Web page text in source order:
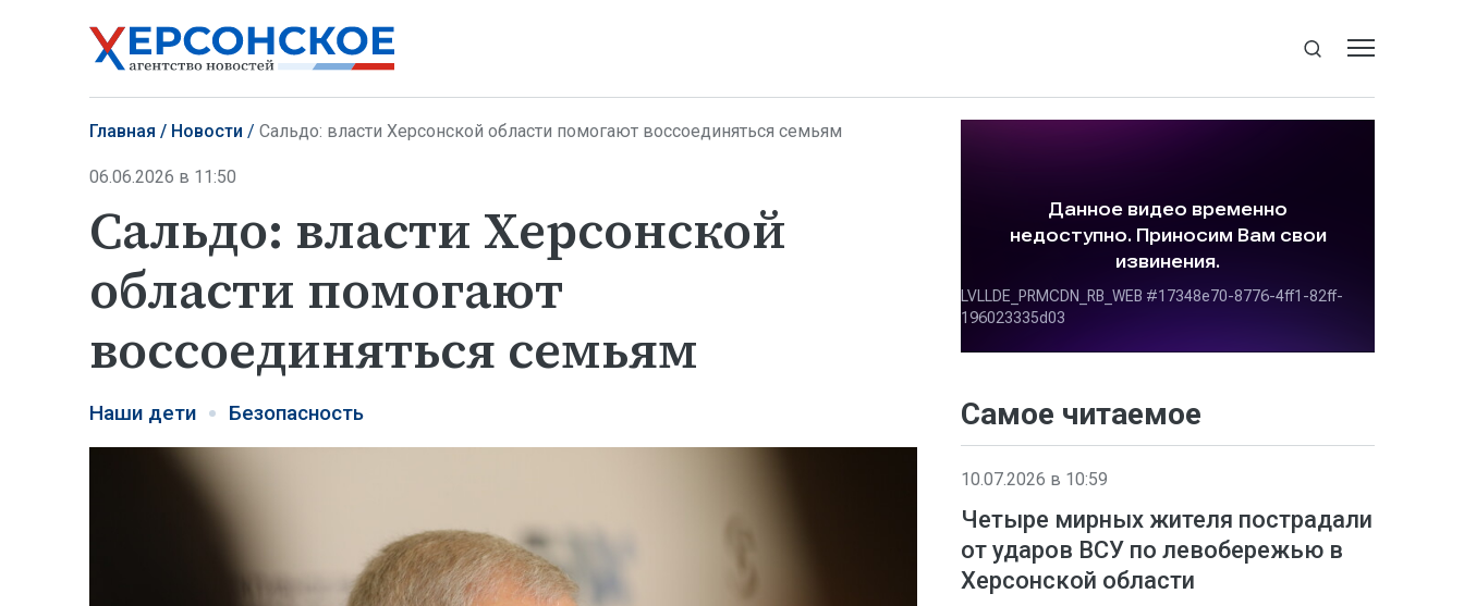
Главная Новости Сальдо: власти Херсонской области помогают воссоединяться семьям
06.06.2026 в 11:50
Сальдо: власти Херсонской
области помогают
воссоединяться семьям
Наши дети Безопасность Самое читаемое
10.07.2026 в 10:59
Четыре мирных жителя пострадали
от ударов ВСУ по левобережью в
Херсонской области